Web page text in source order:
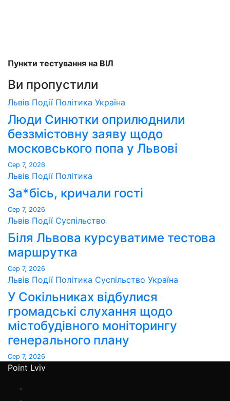
Пункти тестування на ВІЛ
Ви пропустили
Львів Події Політика Україна
Люди Синютки оприлюднили
беззмістовну заяву щодо
московського попа у Львові
Сер 7, 2026
Львів Події Політика
За*бісь, кричали гості
Сер 7, 2026
Львів Події Суспільство
Біля Львова курсуватиме тестова
маршрутка
Сер 7, 2026
Львів Події Політика Суспільство Україна
У Сокільниках відбулися
громадські слухання щодо
містобудівного моніторингу
генерального плану
Сер 7, 2026
Point Lviv